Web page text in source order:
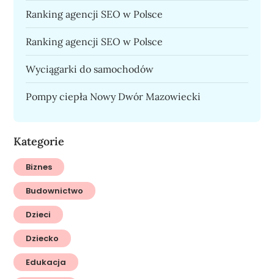
Ranking agencji SEO w Polsce
Ranking agencji SEO w Polsce
Wyciągarki do samochodów
Pompy ciepła Nowy Dwór Mazowiecki
Kategorie
Biznes
Budownictwo
Dzieci
Dziecko
Edukacja